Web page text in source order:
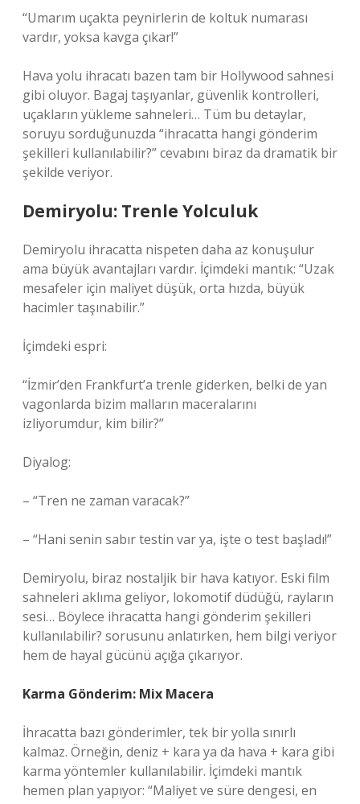
“Umarım uçakta peynirlerin de koltuk numarası
vardır, yoksa kavga çıkar!”
Hava yolu ihracatı bazen tam bir Hollywood sahnesi
gibi oluyor. Bagaj taşıyanlar, güvenlik kontrolleri,
uçakların yükleme sahneleri… Tüm bu detaylar,
soruyu sorduğunuzda “ihracatta hangi gönderim
şekilleri kullanılabilir?” cevabını biraz da dramatik bir
şekilde veriyor.
Demiryolu: Trenle Yolculuk
Demiryolu ihracatta nispeten daha az konuşulur
ama büyük avantajları vardır. İçimdeki mantık: “Uzak
mesafeler için maliyet düşük, orta hızda, büyük
hacimler taşınabilir.”
İçimdeki espri:
“İzmir’den Frankfurt’a trenle giderken, belki de yan
vagonlarda bizim malların maceralarını
izliyorumdur, kim bilir?”
Diyalog:
– “Tren ne zaman varacak?”
– “Hani senin sabır testin var ya, işte o test başladı!”
Demiryolu, biraz nostaljik bir hava katıyor. Eski film
sahneleri aklıma geliyor, lokomotif düdüğü, rayların
sesi… Böylece ihracatta hangi gönderim şekilleri
kullanılabilir? sorusunu anlatırken, hem bilgi veriyor
hem de hayal gücünü açığa çıkarıyor.
Karma Gönderim: Mix Macera
İhracatta bazı gönderimler, tek bir yolla sınırlı
kalmaz. Örneğin, deniz + kara ya da hava + kara gibi
karma yöntemler kullanılabilir. İçimdeki mantık
hemen plan yapıyor: “Maliyet ve süre dengesi, en